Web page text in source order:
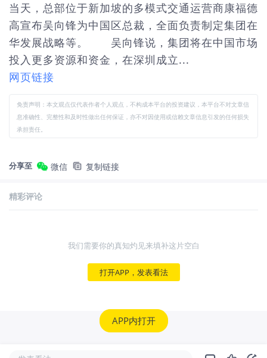
当天，总部位于新加坡的多模式交通运营商康福德
高宣布吴向锋为中国区总裁，全面负责制定集团在
华发展战略等。 吴向锋说，集团将在中国市场
投入更多资源和资金，在深圳成立...
网页链接
免责声明：本文观点仅代表作者个人观点，不构成本平台的投资建议，本平台不对文章信
息准确性、完整性和及时性做出任何保证，亦不对因使用或信赖文章信息引发的任何损失
承担责任。
分享至 微信 复制链接
精彩评论
我们需要你的真知灼见来填补这片空白
打开APP，发表看法
APP内打开